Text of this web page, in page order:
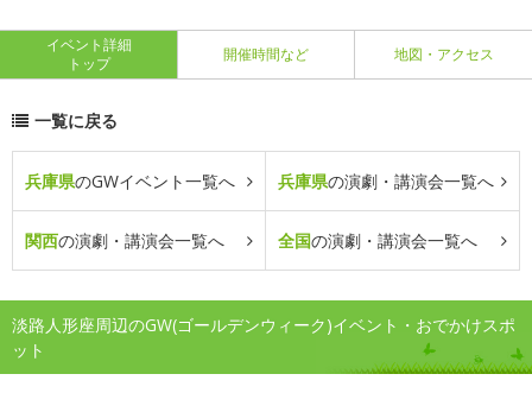
イベント詳細
トップ
開催時間など 地図・アクセス
一覧に戻る
兵庫県のGWイベント一覧へ 兵庫県の演劇・講演会一覧へ
関西の演劇・講演会一覧へ 全国の演劇・講演会一覧へ
淡路人形座周辺のGW(ゴールデンウィーク)イベント・おでかけスポ
ット